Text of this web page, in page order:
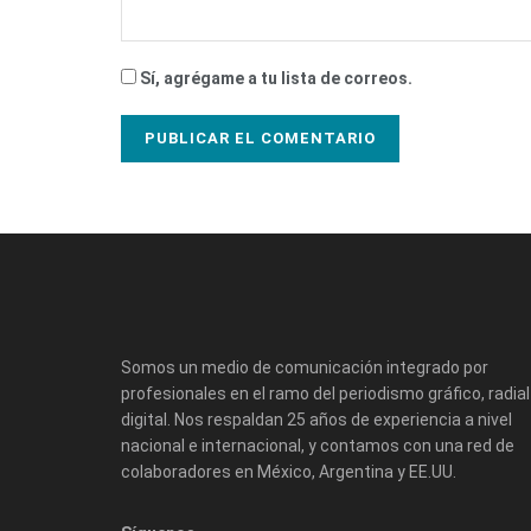
Sí, agrégame a tu lista de correos.
Somos un medio de comunicación integrado por
profesionales en el ramo del periodismo gráfico,
digital. Nos respaldan 25 años de experiencia a nivel
nacional e internacional, y contamos con una red de
colaboradores en México, Argentina y EE.UU.